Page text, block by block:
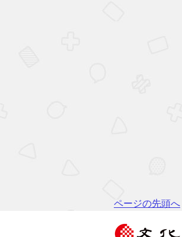
ページの先頭へ